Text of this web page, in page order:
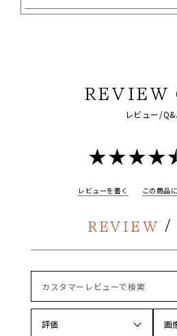
REVIEW
レビュー/
レビューを書く この商品
評価 画